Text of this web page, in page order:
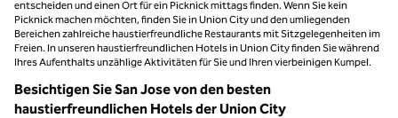
entscheiden und einen Ort für ein Picknick mittags finden. Wenn Sie kein
Picknick machen möchten, finden Sie in Union City und den umliegenden
Bereichen zahlreiche haustierfreundliche Restaurants mit Sitzgelegenheiten im
Freien. In unseren haustierfreundlichen Hotels in Union City finden Sie während
Ihres Aufenthalts unzählige Aktivitäten für Sie und Ihren vierbeinigen Kumpel.
Besichtigen Sie San Jose von den besten
haustierfreundlichen Hotels der Union City